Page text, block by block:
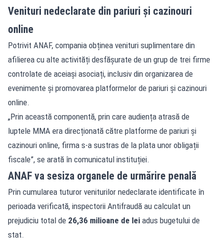
Venituri nedeclarate din pariuri și cazinouri
online
Potrivit ANAF, compania obținea venituri suplimentare din
afilierea cu alte activități desfășurate de un grup de trei firme
controlate de aceiași asociați, inclusiv din organizarea de
evenimente și promovarea platformelor de pariuri și cazinouri
online.
„Prin această componentă, prin care audiența atrasă de
luptele MMA era direcționată către platforme de pariuri și
cazinouri online, firma s-a sustras de la plata unor obligații
fiscale”, se arată în comunicatul instituției.
ANAF va sesiza organele de urmărire penală
Prin cumularea tuturor veniturilor nedeclarate identificate în
perioada verificată, inspectorii Antifraudă au calculat un
prejudiciu total de 26,36 milioane de lei adus bugetului de
stat.